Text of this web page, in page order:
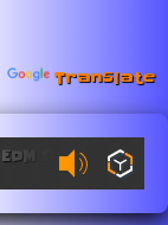
Translate
Ao Vivo 24h. Radio Atual: EDM Sessions.